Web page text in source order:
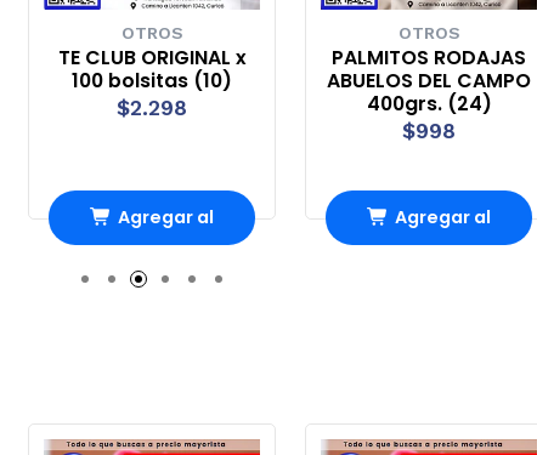
OTROS
TE CLUB ORIGINAL x
100 bolsitas (10)
$2.298
Agregar al
Carro
OTROS
PALMITOS RODAJAS
ABUELOS DEL CAMPO
400grs. (24)
$998
Agregar al